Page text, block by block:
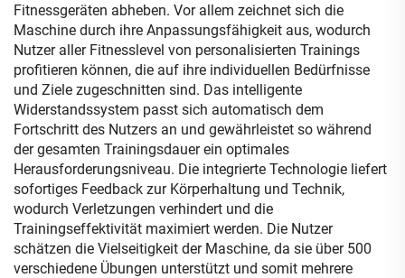
Fitnessgeräten abheben. Vor allem zeichnet sich die
Maschine durch ihre Anpassungsfähigkeit aus, wodurch
Nutzer aller Fitnesslevel von personalisierten Trainings
profitieren können, die auf ihre individuellen Bedürfnisse
und Ziele zugeschnitten sind. Das intelligente
Widerstandssystem passt sich automatisch dem
Fortschritt des Nutzers an und gewährleistet so während
der gesamten Trainingsdauer ein optimales
Herausforderungsniveau. Die integrierte Technologie liefert
sofortiges Feedback zur Körperhaltung und Technik,
wodurch Verletzungen verhindert und die
Trainingseffektivität maximiert werden. Die Nutzer
schätzen die Vielseitigkeit der Maschine, da sie über 500
verschiedene Übungen unterstützt und somit mehrere